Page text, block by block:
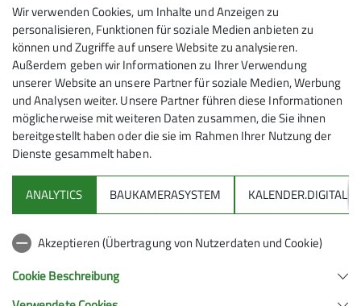
Wir gehen auch bei schlechtem Wetter. Bei
Dauerregen wird die Tour abgesagt. In diesem Falle
ist mit der Tourenleiterin am Vorabend oder am
Morgen telefonisch oder per WhatsApp Kontakt
aufzunehmen (0173-5411826)
DAV Infos zu Bergsport allgemein
Wir verwenden Cookies, um Inhalte und Anzeigen zu
personalisieren, Funktionen für soziale Medien anbieten zu
können und Zugriffe auf unsere Website zu analysieren.
Außerdem geben wir Informationen zu Ihrer Verwendung
unserer Website an unsere Partner für soziale Medien, Werbung
und Analysen weiter. Unsere Partner führen diese Informationen
möglicherweise mit weiteren Daten zusammen, die Sie ihnen
bereitgestellt haben oder die sie im Rahmen Ihrer Nutzung der
Dienste gesammelt haben.
ANALYTICS BAUKAMERASYSTEM KALENDER.DIGITAL
Akzeptieren (Übertragung von Nutzerdaten und Cookie)
Cookie Beschreibung